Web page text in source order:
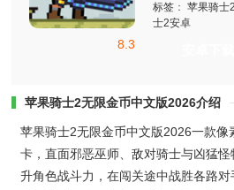
8.3
标签 ： 苹果骑士
士2安卓
苹果骑士2无限金币中文版2026介绍
苹果骑士2无限金币中文版2026一款
卡，直面邪恶巫师、敌对骑士与凶猛
升角色战斗力，在闯关途中战胜各路